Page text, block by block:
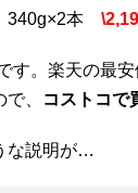
340g×2本
す。楽天の最
、
コストコで
な説明が…